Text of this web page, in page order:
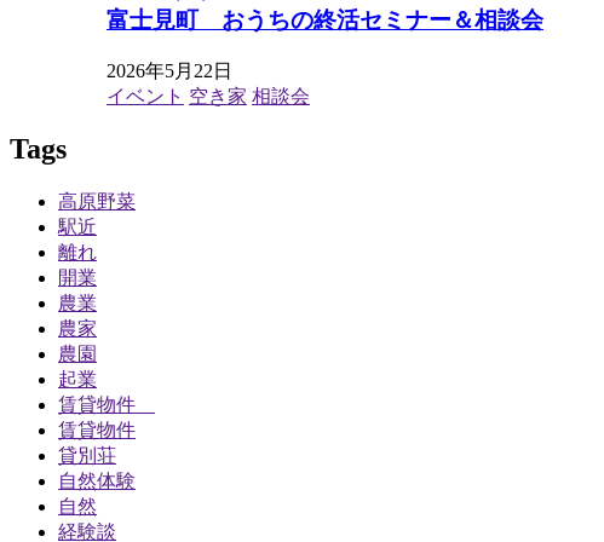
富士見町 おうちの終活セミナー＆相談会
2026年5月22日
イベント 空き家 相談会
Tags
高原野菜
駅近
離れ
開業
農業
農家
農園
起業
賃貸物件
賃貸物件
貸別荘
自然体験
自然
経験談